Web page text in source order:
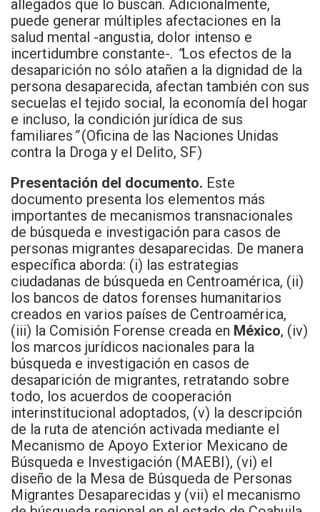
allegados que lo buscan. Adicionalmente,
puede generar múltiples afectaciones en la
salud mental -angustia, dolor intenso e
incertidumbre constante-. “Los efectos de la
desaparición no sólo atañen a la dignidad de la
persona desaparecida, afectan también con sus
secuelas el tejido social, la economía del hogar
e incluso, la condición jurídica de sus
familiares”(Oficina de las Naciones Unidas
contra la Droga y el Delito, SF)
Presentación del documento. Este
documento presenta los elementos más
importantes de mecanismos transnacionales
de búsqueda e investigación para casos de
personas migrantes desaparecidas. De manera
específica aborda: (i) las estrategias
ciudadanas de búsqueda en Centroamérica, (ii)
los bancos de datos forenses humanitarios
creados en varios países de Centroamérica,
(iii) la Comisión Forense creada en México, (iv)
los marcos jurídicos nacionales para la
búsqueda e investigación en casos de
desaparición de migrantes, retratando sobre
todo, los acuerdos de cooperación
interinstitucional adoptados, (v) la descripción
de la ruta de atención activada mediante el
Mecanismo de Apoyo Exterior Mexicano de
Búsqueda e Investigación (MAEBI), (vi) el
diseño de la Mesa de Búsqueda de Personas
Migrantes Desaparecidas y (vii) el mecanismo